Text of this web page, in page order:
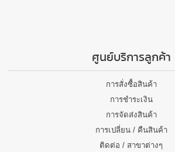
ศูนย์บริการลูกค้า
การสั่งซื้อสินค้า
การชำระเงิน
การจัดส่งสินค้า
การเปลี่ยน / คืนสินค้า
ติดต่อ / สาขาต่างๆ